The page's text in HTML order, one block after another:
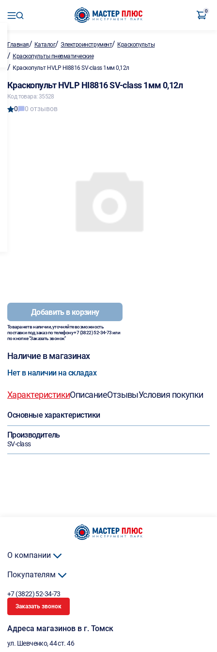
0
Главная/ Каталог/ Электроинструмент/ Краскопульты
/ Краскопульты пневматические
/ Краскопульт HVLP HI8816 SV-class 1мм 0,12л
Краскопульт HVLP HI8816 SV-class 1мм 0,12л
Код товара: 35528
0 0 отзывов
Добавить в корзину
Товара нет в наличии, уточняйте возможность
поставки под заказ по телефону+7 (3822) 52-34-73или
по кнопке "Заказать звонок"
Наличие в магазинах
Нет в наличии на складах
ХарактеристикиОписаниеОтзывыУсловия покупки
Основные характеристики
Производитель
SV-class
О компании
Покупателям
+7 (3822) 52-34-73
Заказать звонок
Адреса магазинов в г. Томск
ул. Шевченко, 44 ст. 46